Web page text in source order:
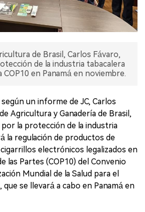
de Brasil, Carlos Fávaro,
de la industria tabacalera
COP10 en Panamá en noviembre.
un informe de JC, Carlos
Agricultura y Ganadería de Brasil,
la protección de la industria
la regulación de productos de
electrónicos legalizados en
las Partes (COP10) del Convenio
Mundial de la Salud para el
se llevará a cabo en Panamá en